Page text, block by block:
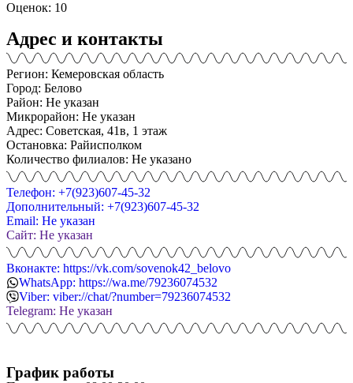
Оценок: 10
Адрес и контакты
Регион: Кемеровская область
Город: Белово
Район: Не указан
Микрорайон: Не указан
Адрес: Советская, 41в, 1 этаж
Остановка: Райисполком
Количество филиалов: Не указано
Телефон: +7(923)607-45-32
Дополнительный: +7(923)607-45-32
Email: Не указан
Сайт: Не указан
Вконакте: https://vk.com/sovenok42_belovo
WhatsApp: https://wa.me/79236074532
Viber: viber://chat/?number=79236074532
Telegram: Не указан
График работы